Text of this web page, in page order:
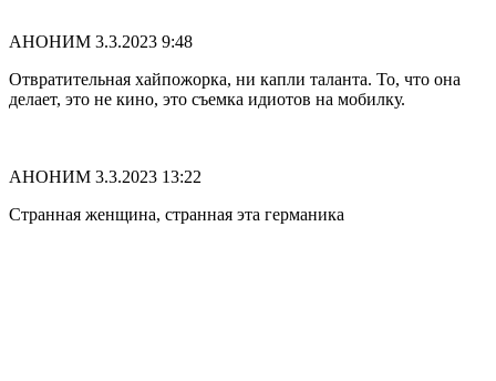
АНОНИМ 3.3.2023 9:48
Отвратительная хайпожорка, ни капли таланта. То, что она
делает, это не кино, это съемка идиотов на мобилку.
АНОНИМ 3.3.2023 13:22
Странная женщина, странная эта германика